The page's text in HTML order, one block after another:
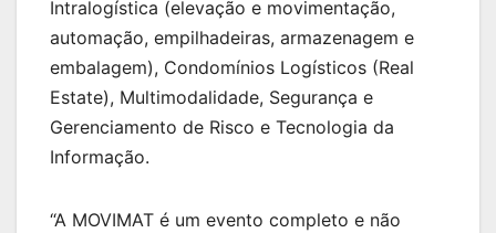
Intralogística (elevação e movimentação,
automação, empilhadeiras, armazenagem e
embalagem), Condomínios Logísticos (Real
Estate), Multimodalidade, Segurança e
Gerenciamento de Risco e Tecnologia da
Informação.
“A MOVIMAT é um evento completo e não